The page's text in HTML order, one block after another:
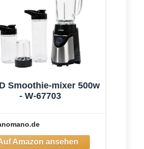
Smoothie-mixer 500w
- W-67703